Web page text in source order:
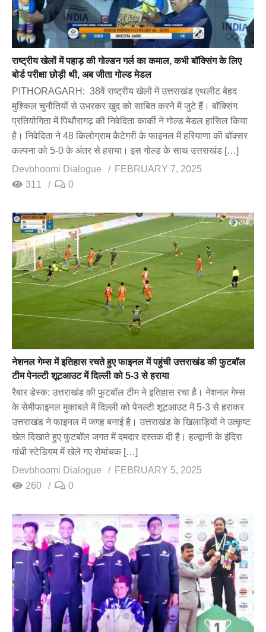
राष्ट्रीय खेलों में पहाड़ की गोल्डन गर्ल का कमाल, कभी बॉक्सिंग के लिए
बोर्ड परीक्षा छोड़ी थी, अब जीता गोल्ड मेडल
PITHORAGARH: 38वें राष्ट्रीय खेलों में उत्तराखंड एथलीट बेहद
मुश्किल चुनौतियों से उभरकर खुद को साबित करने में जुटे हैं। बॉक्सिंग
प्रतियोगिता में पिथौरागढ़ की निवेदिता कार्की ने गोल्ड मेडल हासिल किया
है। निवेदिता ने 48 किलोग्राम कैटेगरी के फाइनल में हरियाणा की बॉक्सर
कल्पना को 5-0 के अंतर से हराया। इस गोल्ड के साथ उत्तराखंड […]
Devbhoomi Dialogue
FEBRUARY 7, 2025
311
0
नेशनल गेम्स में इतिहास रचते हुए फाइनल में पहुंची उत्तराखंड की फुटबॉल
टीम पेनल्टी शूटआउट में दिल्ली को 5-3 से हराया
रैबार डेस्क: उत्तराखंड की फुटबॉल टीम ने इतिहास रचा है। नेशनल गेम्स
के सेमीफाइनल मुकाबले में दिल्ली को पेनल्टी शूटआउट में 5-3 से हराकर
उत्तराखंड ने फाइनल में जगह बनाई है। उत्तराखंड के खिलाड़ियों ने उत्कृष्ट
खेल दिखाते हुए फुटबॉल जगत में दमदार दस्तक दी है। हल्द्वानी के इंदिरा
गांधी स्टेडियम में खेले गए रोमांचक […]
Devbhoomi Dialogue
FEBRUARY 5, 2025
260
0